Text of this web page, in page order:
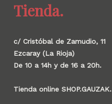
Tienda.
c/ Cristóbal de Zamudio, 11
Ezcaray (La Rioja)
De 10 a 14h y de 16 a 20h.
Tienda online SHOP.GAUZAK.